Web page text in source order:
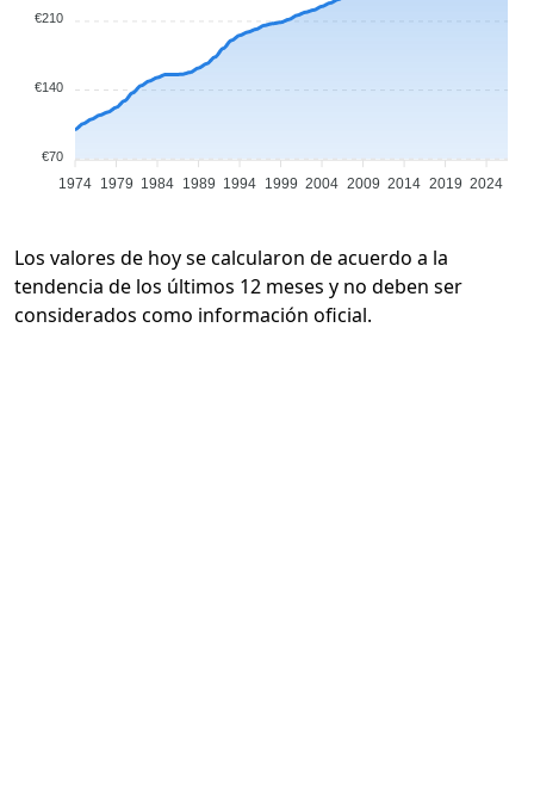
€210
€140
€70
1974 1979 1984 1989 1994 1999 2004 2009 2014 2019 2024
Los valores de hoy se calcularon de acuerdo a la
tendencia de los últimos 12 meses y no deben ser
considerados como información oficial.